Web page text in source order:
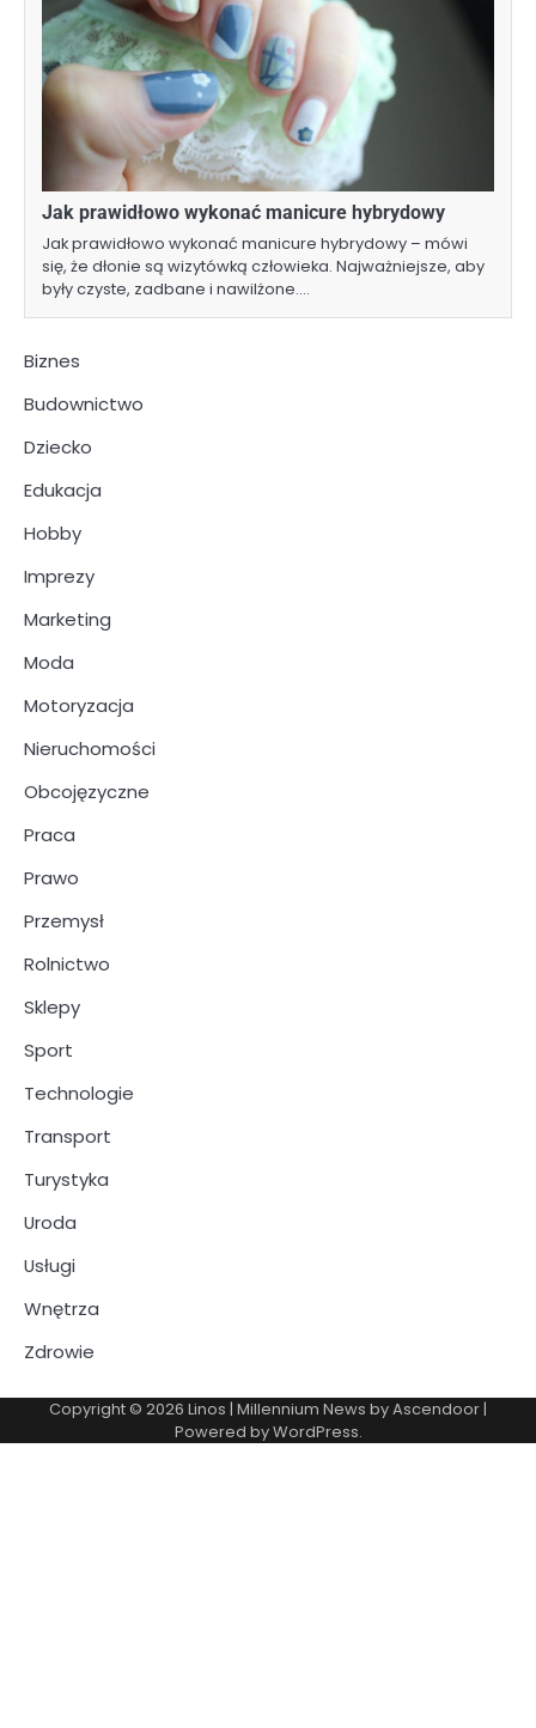
Jak prawidłowo wykonać manicure hybrydowy
Jak prawidłowo wykonać manicure hybrydowy – mówi
się, że dłonie są wizytówką człowieka. Najważniejsze, aby
były czyste, zadbane i nawilżone.…
Biznes
Budownictwo
Dziecko
Edukacja
Hobby
Imprezy
Marketing
Moda
Motoryzacja
Nieruchomości
Obcojęzyczne
Praca
Prawo
Przemysł
Rolnictwo
Sklepy
Sport
Technologie
Transport
Turystyka
Uroda
Usługi
Wnętrza
Zdrowie
Copyright © 2026 Linos | Millennium News byAscendoor|
Powered byWordPress.